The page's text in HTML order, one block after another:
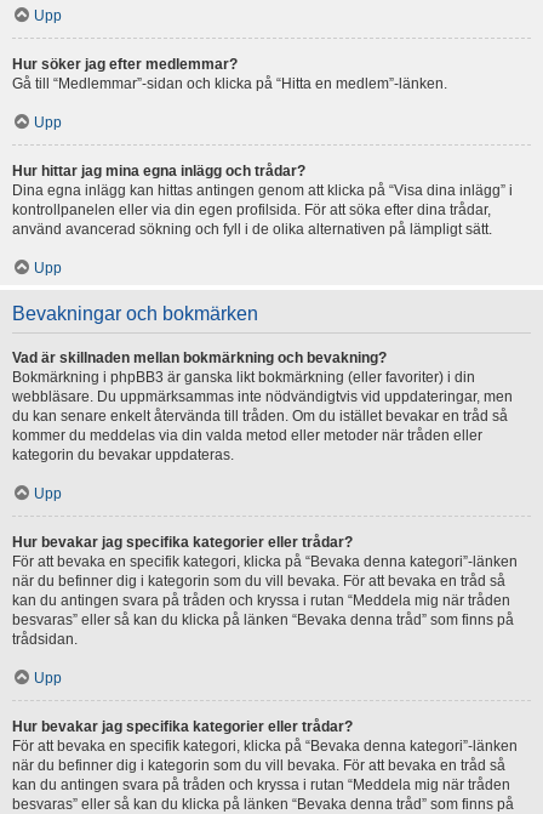
Upp
Hur söker jag efter medlemmar?
Gå till “Medlemmar”-sidan och klicka på “Hitta en medlem”-länken.
Upp
Hur hittar jag mina egna inlägg och trådar?
Dina egna inlägg kan hittas antingen genom att klicka på “Visa dina inlägg” i
kontrollpanelen eller via din egen profilsida. För att söka efter dina trådar,
använd avancerad sökning och fyll i de olika alternativen på lämpligt sätt.
Upp
Bevakningar och bokmärken
Vad är skillnaden mellan bokmärkning och bevakning?
Bokmärkning i phpBB3 är ganska likt bokmärkning (eller favoriter) i din
webbläsare. Du uppmärksammas inte nödvändigtvis vid uppdateringar, men
du kan senare enkelt återvända till tråden. Om du istället bevakar en tråd så
kommer du meddelas via din valda metod eller metoder när tråden eller
kategorin du bevakar uppdateras.
Upp
Hur bevakar jag specifika kategorier eller trådar?
För att bevaka en specifik kategori, klicka på “Bevaka denna kategori”-länken
när du befinner dig i kategorin som du vill bevaka. För att bevaka en tråd så
kan du antingen svara på tråden och kryssa i rutan “Meddela mig när tråden
besvaras” eller så kan du klicka på länken “Bevaka denna tråd” som finns på
trådsidan.
Upp
Hur bevakar jag specifika kategorier eller trådar?
För att bevaka en specifik kategori, klicka på “Bevaka denna kategori”-länken
när du befinner dig i kategorin som du vill bevaka. För att bevaka en tråd så
kan du antingen svara på tråden och kryssa i rutan “Meddela mig när tråden
besvaras” eller så kan du klicka på länken “Bevaka denna tråd” som finns på